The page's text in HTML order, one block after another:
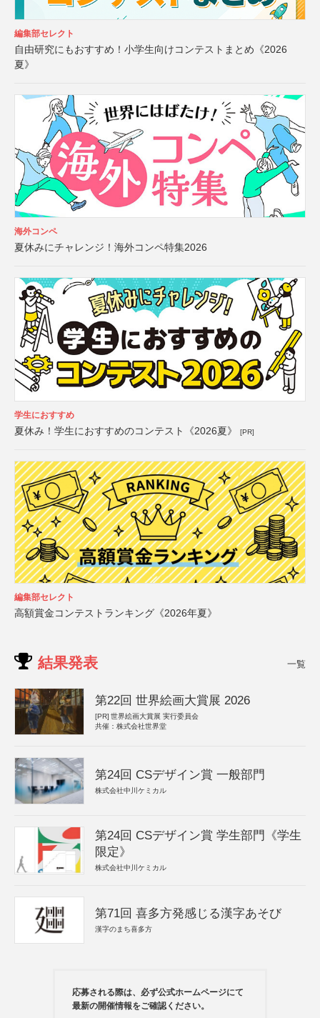
編集部セレクト
自由研究にもおすすめ！小学生向けコンテストまとめ《2026
夏》
海外コンペ
夏休みにチャレンジ！海外コンペ特集2026
学生におすすめ
夏休み！学生におすすめのコンテスト《2026夏》 [PR]
編集部セレクト
高額賞金コンテストランキング《2026年夏》
結果発表 一覧
第22回 世界絵画大賞展 2026
[PR] 世界絵画大賞展 実行委員会
共催：株式会社世界堂
第24回 CSデザイン賞 一般部門
株式会社中川ケミカル
第24回 CSデザイン賞 学生部門《学生
限定》
株式会社中川ケミカル
第71回 喜多方発感じる漢字あそび
漢字のまち喜多方
応募される際は、必ず公式ホームページにて
最新の開催情報をご確認ください。